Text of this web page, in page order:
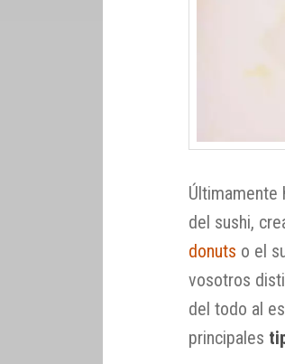
Últimamente
del sushi,
donuts o el
vosotros
del todo al
principales